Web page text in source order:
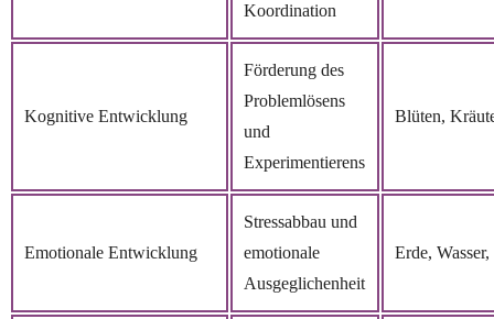
Koordination
Kognitive Entwicklung
Förderung des
Problemlösens
und
Experimentierens
Blüten,
Emotionale Entwicklung
Stressabbau und
emotionale
Ausgeglichenheit
Erde, Wasser,